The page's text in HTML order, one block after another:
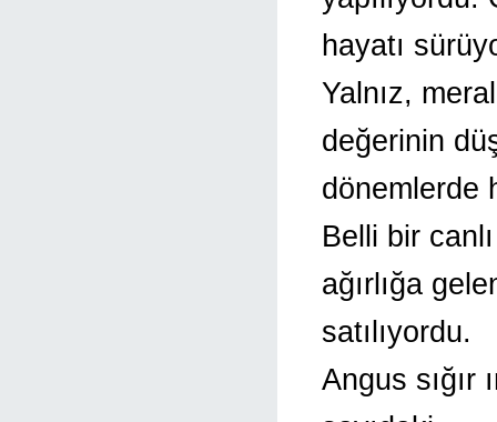
hayatı
Yalnız,
değerinin
dönemlerde
Belli bir canlı
ağırlığa
satılıyordu.
Angus sığır